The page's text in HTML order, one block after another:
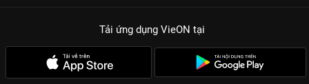
Tải ứng dụng VieON tại